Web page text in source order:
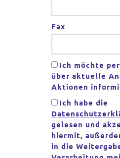
Fax
Ich möchte
über aktuelle
Aktionen
Ich habe die
gelesen und
hiermit,
in die